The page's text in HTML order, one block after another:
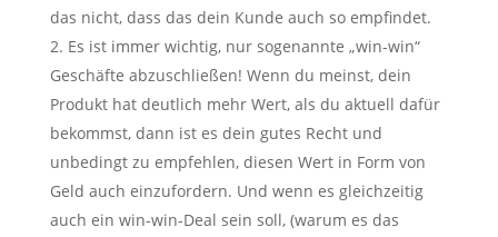
das nicht, dass das dein Kunde auch so empfindet.
Es ist immer wichtig, nur sogenannte „win-win“
Geschäfte abzuschließen! Wenn du meinst, dein
Produkt hat deutlich mehr Wert, als du aktuell dafür
bekommst, dann ist es dein gutes Recht und
unbedingt zu empfehlen, diesen Wert in Form von
Geld auch einzufordern. Und wenn es gleichzeitig
auch ein win-win-Deal sein soll, (warum es das